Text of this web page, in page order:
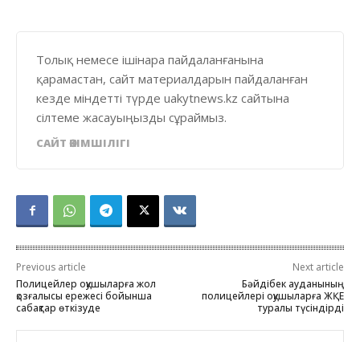
Толық немесе ішінара пайдаланғанына
қарамастан, сайт материалдарын пайдаланған
кезде міндетті түрде uakytnews.kz сайтына
сілтеме жасауыңызды сұраймыз.
САЙТ ӘКІМШІЛІГІ
Previous article
Полицейлер оқушыларға жол
қозғалысы ережесі бойынша
сабақтар өткізуде
Next article
Бәйдібек ауданының
полицейлері оқушыларға ЖҚЕ
туралы түсіндірді